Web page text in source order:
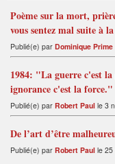
Poème sur la mort,
vous sentez mal suite à
Publié(e) par Dominique Prime
1984: "La guerre c'est
ignorance c'est la force."
Publié(e) par Robert Paul le 3
De l’art d’être
Publié(e) par Robert Paul le 25